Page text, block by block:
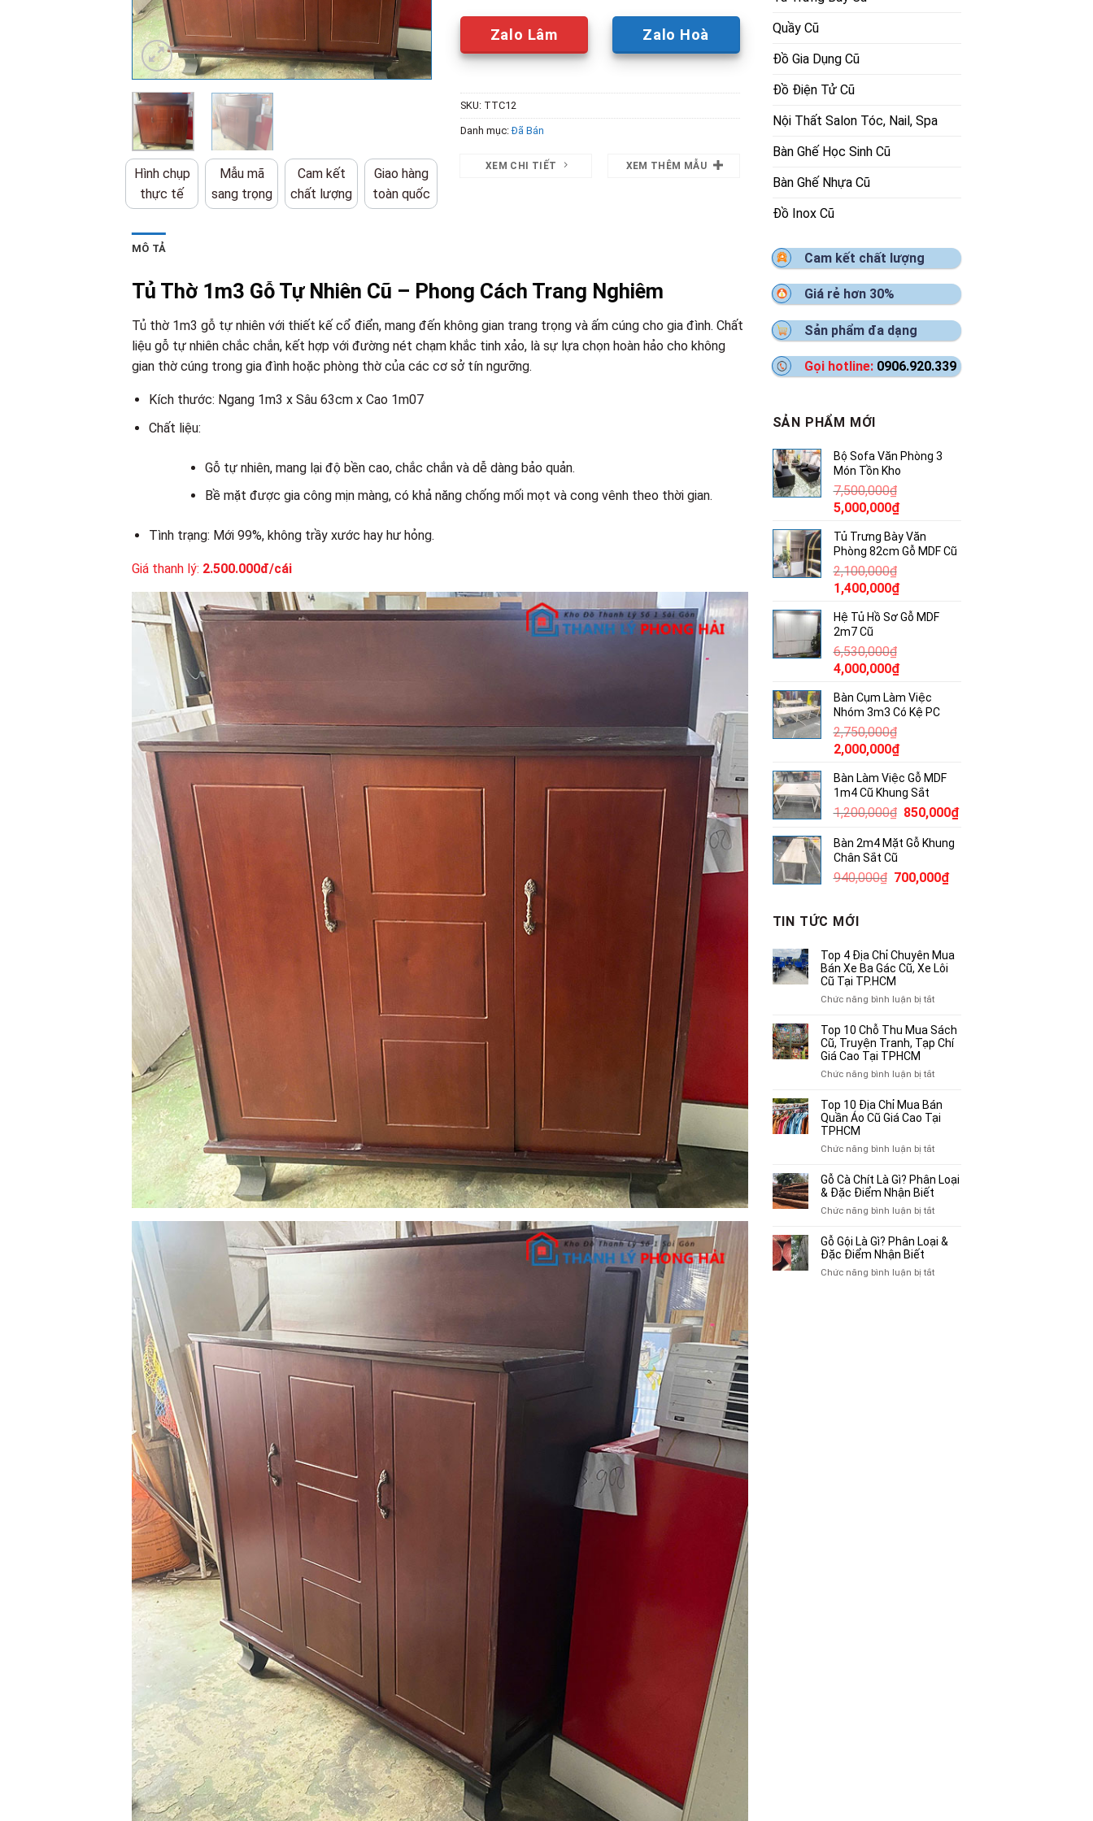
Hình chụp
thực tế
Mẫu mã
sang trọng
Cam kết
chất lượng
Giao hàng
toàn quốc
Zalo Lâm Zalo Hoà
SKU: TTC12
Danh mục:Đã Bán
XEM CHI TIẾT XEM THÊM MẪU
MÔ TẢ
Tủ Thờ 1m3 Gỗ Tự Nhiên Cũ – Phong Cách Trang Nghiêm
Tủ thờ 1m3 gỗ tự nhiên với thiết kế cổ điển, mang đến không gian trang trọng và ấm cúng cho gia đình. Chất
liệu gỗ tự nhiên chắc chắn, kết hợp với đường nét chạm khắc tinh xảo, là sự lựa chọn hoàn hảo cho không
gian thờ cúng trong gia đình hoặc phòng thờ của các cơ sở tín ngưỡng.
Kích thước: Ngang 1m3 x Sâu 63cm x Cao 1m07
Chất liệu:
Gỗ tự nhiên, mang lại độ bền cao, chắc chắn và dễ dàng bảo quản.
Bề mặt được gia công mịn màng, có khả năng chống mối mọt và cong vênh theo thời gian.
Tình trạng: Mới 99%, không trầy xước hay hư hỏng.
Giá thanh lý: 2.500.000đ/cái
Quầy Cũ
Đồ Gia Dụng Cũ
Đồ Điện Tử Cũ
Nội Thất Salon Tóc, Nail, Spa
Bàn Ghế Học Sinh Cũ
Bàn Ghế Nhựa Cũ
Đồ Inox Cũ
Cam kết chất lượng
Giá rẻ hơn 30%
Sản phẩm đa dạng
Gọi hotline: 0906.920.339
SẢN PHẨM MỚI
Bộ Sofa Văn Phòng 3
Món Tồn Kho
7,500,000₫
Giá
là:
7,500,000₫.
5,000,000₫Giá
tại
là:
Tủ Trưng Bày Văn
Phòng 82cm Gỗ MDF Cũ
2,100,000₫
Giá
là:
2,100,000₫.
1,400,000₫Giá
tại
Hệ Tủ Hồ Sơ Gỗ MDF
2m7 Cũ
6,530,000₫
Giá
là:
6,530,000₫.
4,000,000₫Giá
tại
là:
Bàn Cụm Làm Việc
Nhóm 3m3 Có Kệ PC
2,750,000₫
Giá
là:
2,750,000₫.
2,000,000₫Giá
tại
là:
2,000,000₫.
Bàn Làm Việc Gỗ MDF
1m4 Cũ Khung Sắt
1,200,000₫ Giá
là:
850,000₫Giá
Bàn 2m4 Mặt Gỗ Khung
Chân Sắt Cũ
940,000₫ Giá
700,000₫Giá
TIN TỨC MỚI
Top 4 Địa Chỉ Chuyên Mua
Bán Xe Ba Gác Cũ, Xe Lôi
Cũ Tại TP.HCM
Chức năng bình luận bị tắtở
4
Địa
Xe
Ba
Cũ,
Lôi
Cũ
Tại
Top 10 Chỗ Thu Mua Sách
Cũ, Truyện Tranh, Tạp Chí
Giá Cao Tại TPHCM
Chức năng bình luận bị tắtở
10
Chỗ
Truyện
Tranh,
Tạp
Giá
Tại
Top 10 Địa Chỉ Mua Bán
Quần Áo Cũ Giá Cao Tại
TPHCM
Chức năng bình luận bị tắtở
10
Địa
Mua
Quần
Cũ
Gỗ Cà Chít Là Gì? Phân Loại
& Đặc Điểm Nhận Biết
Chức năng bình luận bị tắtở
Cà
Gì?
Gỗ Gội Là Gì? Phân Loại &
Đặc Điểm Nhận Biết
Chức năng bình luận bị tắtở